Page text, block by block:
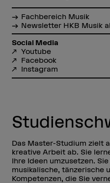
Fachbereich Musik
Newsletter HKB Musik
Social Media
Youtube
Facebook
Instagram
Das Master-Studium zielt
kreative Arbeit ab. Sie
Ihre Ideen umzusetzen.
musikalische, tänzerische
Kompetenzen, die Sie